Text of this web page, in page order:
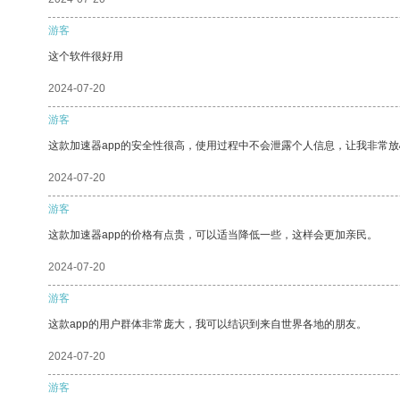
游客
这个软件很好用
2024-07-20
游客
这款加速器app的安全性很高，使用过程中不会泄露个人信息，让我非常
2024-07-20
游客
这款加速器app的价格有点贵，可以适当降低一些，这样会更加亲民。
2024-07-20
游客
这款app的用户群体非常庞大，我可以结识到来自世界各地的朋友。
2024-07-20
游客